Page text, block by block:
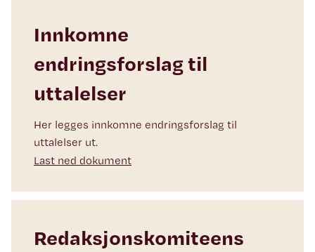
Innkomne
endringsforslag til
uttalelser
Her legges innkomne endringsforslag til
uttalelser ut.
Last ned dokument
Redaksjonskomiteens